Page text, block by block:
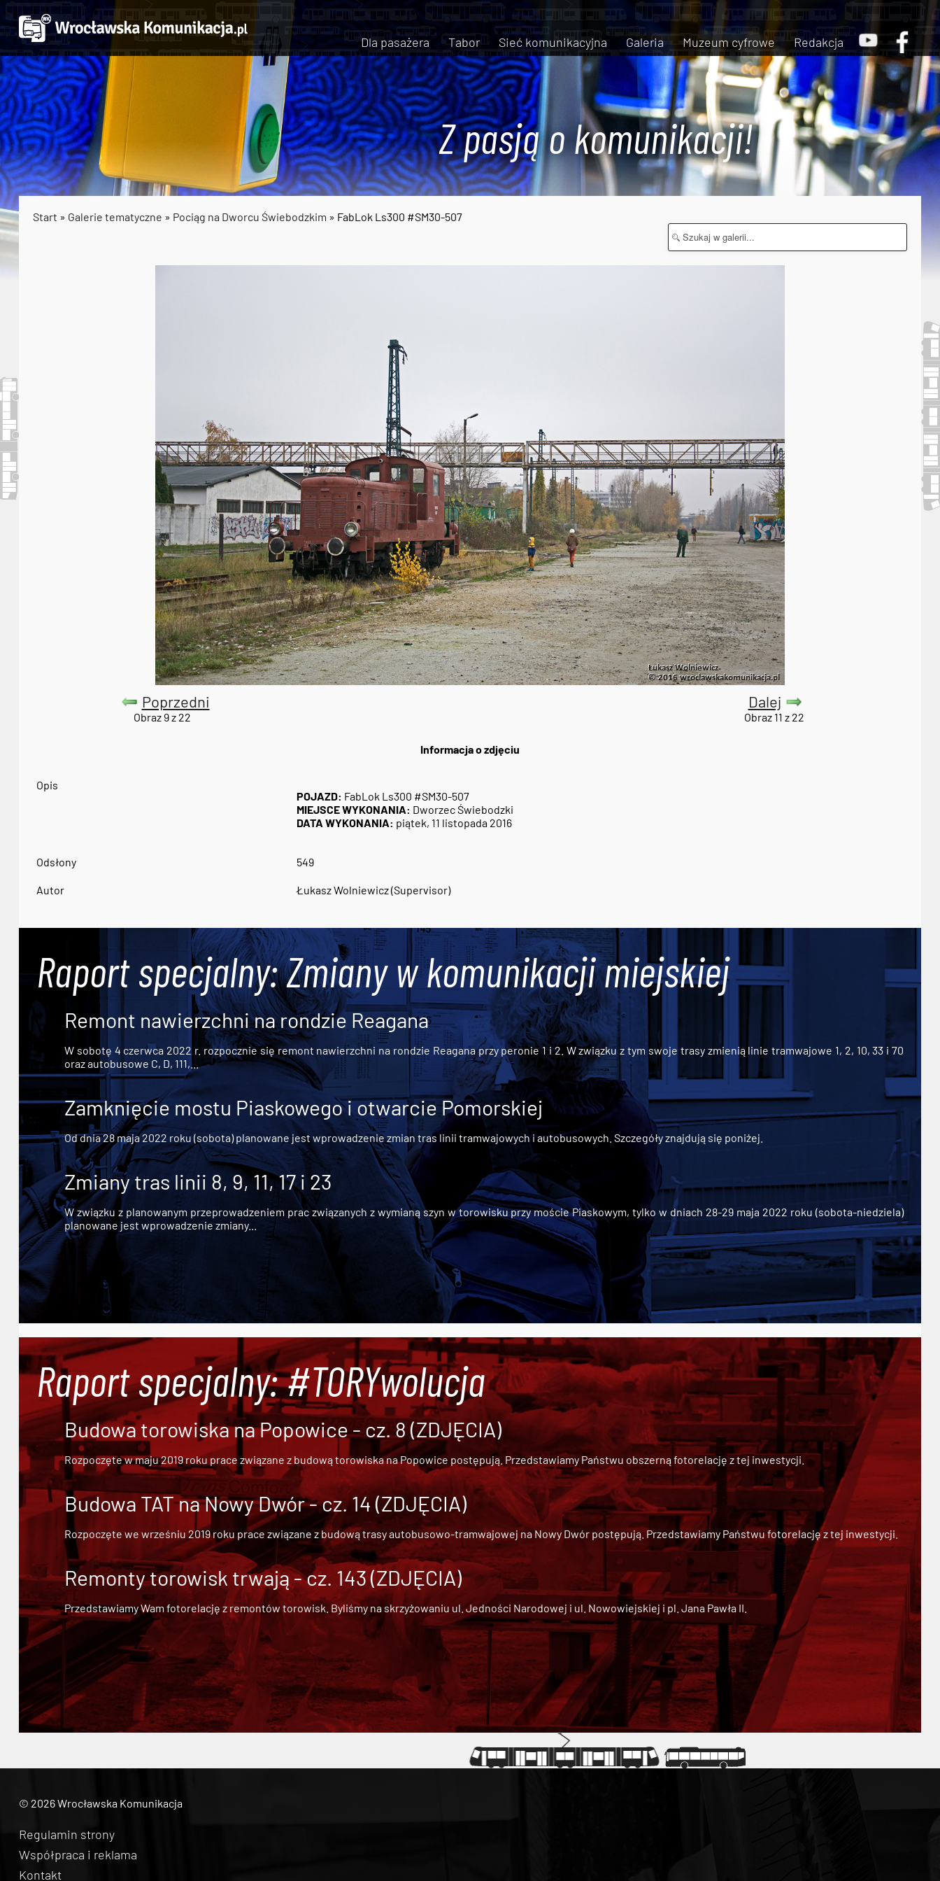
Dla pasażera Tabor Sieć komunikacyjna Galeria Muzeum cyfrowe Redakcja
Z pasją o komunikacji!
Start » Galerie tematyczne » Pociąg na Dworcu Świebodzkim » FabLok Ls300 #SM30-507
Poprzedni
Obraz 9 z 22
Dalej
Obraz 11 z 22
Informacja o zdjęciu
Opis
POJAZD: FabLok Ls300 #SM30-507
MIEJSCE WYKONANIA: Dworzec Świebodzki
DATA WYKONANIA: piątek, 11 listopada 2016
Odsłony 549
Autor Łukasz Wolniewicz (Supervisor)
Raport specjalny: Zmiany w komunikacji miejskiej
Remont nawierzchni na rondzie Reagana
W sobotę 4 czerwca 2022 r. rozpocznie się remont nawierzchni na rondzie Reagana przy peronie 1 i 2. W związku z tym swoje trasy zmienią linie tramwajowe 1, 2, 10, 33 i 70
oraz autobusowe C, D, 111,...
Zamknięcie mostu Piaskowego i otwarcie Pomorskiej
Od dnia 28 maja 2022 roku (sobota) planowane jest wprowadzenie zmian tras linii tramwajowych i autobusowych. Szczegóły znajdują się poniżej.
Zmiany tras linii 8, 9, 11, 17 i 23
W związku z planowanym przeprowadzeniem prac związanych z wymianą szyn w torowisku przy moście Piaskowym, tylko w dniach 28-29 maja 2022 roku (sobota-niedziela)
planowane jest wprowadzenie zmiany...
Raport specjalny: #TORYwolucja
Budowa torowiska na Popowice - cz. 8 (ZDJĘCIA)
Rozpoczęte w maju 2019 roku prace związane z budową torowiska na Popowice postępują. Przedstawiamy Państwu obszerną fotorelację z tej inwestycji.
Budowa TAT na Nowy Dwór - cz. 14 (ZDJĘCIA)
Rozpoczęte we wrześniu 2019 roku prace związane zbudową trasy autobusowo-tramwajowej na Nowy Dwórpostępują. Przedstawiamy Państwu fotorelację z tej inwestycji.
Remonty torowisk trwają - cz. 143 (ZDJĘCIA)
Przedstawiamy Wam fotorelację z remontów torowisk. Byliśmy na skrzyżowaniu ul. Jedności Narodowej i ul. Nowowiejskiej i pl. Jana Pawła II.
© 2026 Wrocławska Komunikacja
Regulamin strony
Współpraca i reklama
Kontakt